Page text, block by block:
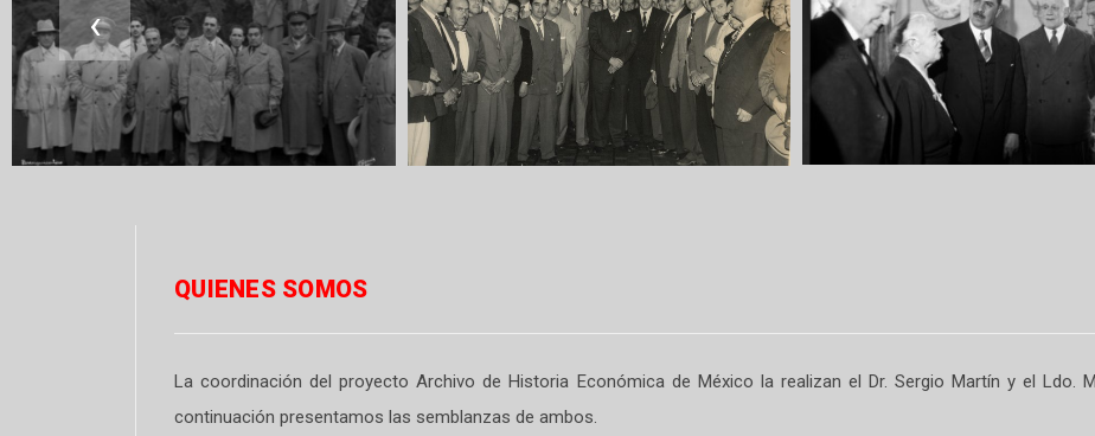
‹
QUIENES SOMOS
La coordinación del proyecto Archivo de Historia Económica de México la realizan el Dr. Sergio Martín y el Ldo.
continuación presentamos las semblanzas de ambos.